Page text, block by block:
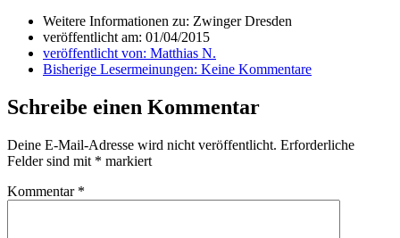
Weitere Informationen zu: Zwinger Dresden
veröffentlicht am: 01/04/2015
veröffentlicht von: Matthias N.
Bisherige Lesermeinungen: Keine Kommentare
Schreibe einen Kommentar
Deine E-Mail-Adresse wird nicht veröffentlicht. Erforderliche
Felder sind mit * markiert
Kommentar *